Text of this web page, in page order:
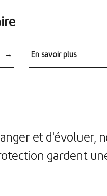
→ Blindage de
En savoir plus
et d'évoluer,
gardent